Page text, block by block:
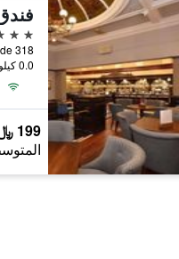
4 نجوم
318 North Promenade, بلاكبول, المملكة المتحدة
0.0 كيلومتر عن وسط المدينة
199 ﷼